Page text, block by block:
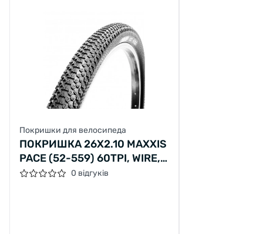
Покришки для велосипеда
ПОКРИШКА 26X2.10 MAXXIS
PACE (52-559) 60TPI, WIRE,
ЧОРНА
0 відгуків